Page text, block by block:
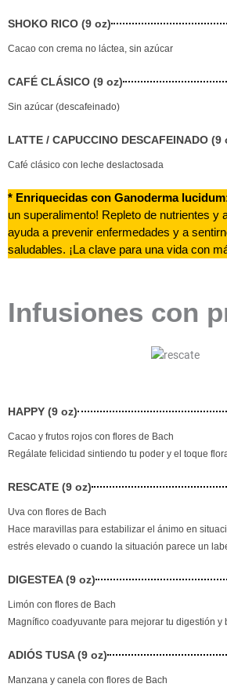
SHOKO RICO (9 oz)
Cacao con crema no láctea, sin azúcar
CAFÉ CLÁSICO (9 oz)
Sin azúcar (descafeinado)
LATTE / CAPUCCINO DESCAFEINADO (9
Café clásico con leche deslactosada
* Enriquecidas con Ganoderma
un superalimento! Repleto de nutrientes y
ayuda a prevenir enfermedades y a
saludables. ¡La clave para una vida con
Infusiones con
HAPPY (9 oz)
Cacao y frutos rojos con flores de Bach
Regálate felicidad sintiendo tu poder y el toque
RESCATE (9 oz)
Uva con flores de Bach
Hace maravillas para estabilizar el ánimo en
estrés elevado o cuando la situación parece un
DIGESTEA (9 oz)
Limón con flores de Bach
Magnífico coadyuvante para mejorar tu digestión y
ADIÓS TUSA (9 oz)
Manzana y canela con flores de Bach